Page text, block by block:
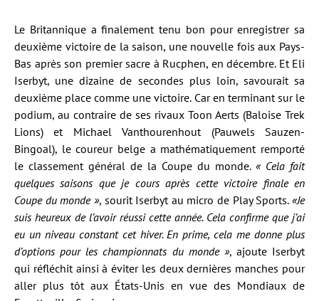
Le Britannique a finalement tenu bon pour enregistrer sa
deuxième victoire de la saison, une nouvelle fois aux Pays-
Bas après son premier sacre à Rucphen, en décembre. Et Eli
Iserbyt, une dizaine de secondes plus loin, savourait sa
deuxième place comme une victoire. Car en terminant sur le
podium, au contraire de ses rivaux Toon Aerts (Baloise Trek
Lions) et Michael Vanthourenhout (Pauwels Sauzen-
Bingoal), le coureur belge a mathématiquement remporté
le classement général de la Coupe du monde. « Cela fait
quelques saisons que je cours après cette victoire finale en
Coupe du monde », sourit Iserbyt au micro de Play Sports.«Je
suis heureux de l’avoir réussi cette année. Cela confirme que j’ai
eu un niveau constant cet hiver. En prime, cela me donne plus
d’options pour les championnats du monde », ajoute Iserbyt
qui réfléchit ainsi à éviter les deux dernières manches pour
aller plus tôt aux États-Unis en vue des Mondiaux de